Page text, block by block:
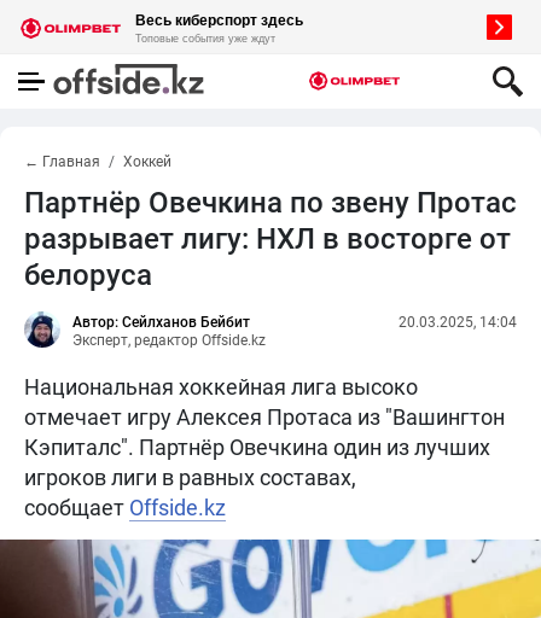
← Главная Хоккей
Партнёр Овечкина по звену Протас
разрывает лигу: НХЛ в восторге от
белоруса
Автор: Сейлханов Бейбит
Эксперт, редактор Offside.kz
20.03.2025, 14:04
Национальная хоккейная лига высоко
отмечает игру Алексея Протаса из "Вашингтон
Кэпиталс". Партнёр Овечкина один из лучших
игроков лиги в равных составах,
сообщает Offside.kz